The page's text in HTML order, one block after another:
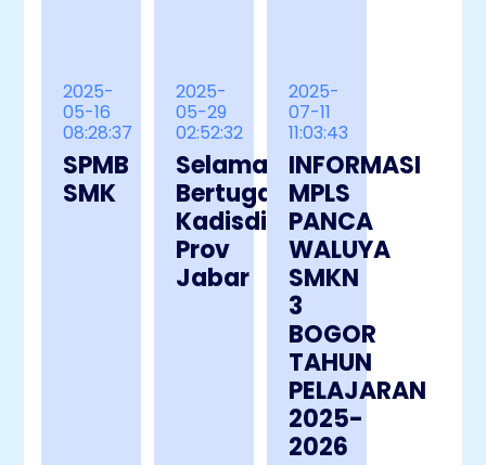
2025-
05-16
08:28:37
SPMB
SMK
2025-
05-29
02:52:32
Selamat
Bertugas
Kadisdik
Prov
Jabar
2025-
07-11
11:03:43
INFORMASI
MPLS
PANCA
WALUYA
SMKN
3
BOGOR
TAHUN
PELAJARAN
2025-
2026